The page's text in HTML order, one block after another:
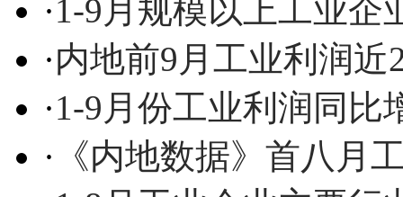
·1-9月规模以上工业企
·内地前9月工业利润近
·1-9月份工业利润同比
· 《内地数据》首八月